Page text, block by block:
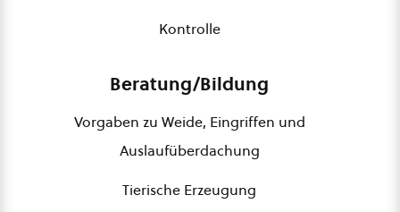
Kontrolle
Beratung/Bildung
Vorgaben zu Weide, Eingriffen und
Auslaufüberdachung
Tierische Erzeugung